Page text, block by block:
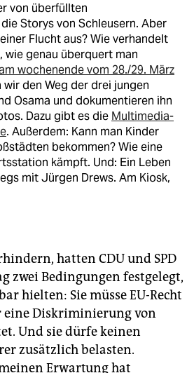
von überfüllten
Storys von Schleusern. Aber
Flucht aus? Wie verhandelt
wie genau überquert man
wochenende vom 28./29. März
den Weg der drei jungen
Osama und dokumentieren ihn
Dazu gibt es die Multimedia-
. Außerdem: Kann man Kinder
bekommen? Wie eine
kämpft. Und: Ein Leben
mit Jürgen Drews. Am Kiosk,
hatten CDU und SPD
zwei Bedingungen festgelegt,
hielten: Sie müsse EU-Recht
eine Diskriminierung von
Und sie dürfe keinen
zusätzlich belasten.
Erwartung hat